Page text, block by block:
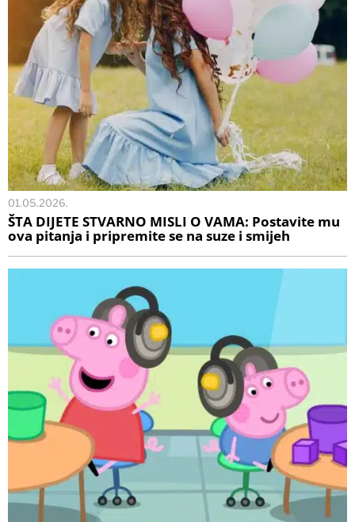
01.05.2026.
ŠTA DIJETE STVARNO MISLI O VAMA: Postavite mu
ova pitanja i pripremite se na suze i smijeh